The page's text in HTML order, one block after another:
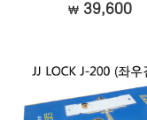
39,600